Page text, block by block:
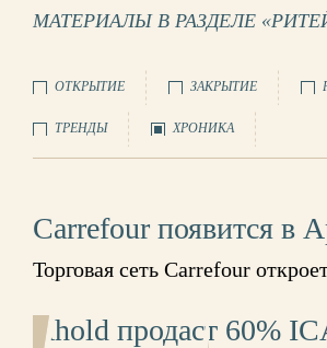
МАТЕРИАЛЫ В РАЗДЕЛЕ
ОТКРЫТИЕ ЗАКРЫТИЕ
ТРЕНДЫ ХРОНИКА
Carrefour появится в
Торговая сеть Carrefour
Ahold продаст 60%